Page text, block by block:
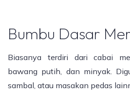
Bumbu Dasar
Biasanya terdiri dari cabai
bawang putih, dan minyak.
sambal, atau masakan pedas